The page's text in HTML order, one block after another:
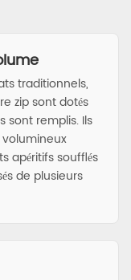
traditionnels,
zip sont dotés
sont remplis. Ils
apéritifs soufflés
de plusieurs